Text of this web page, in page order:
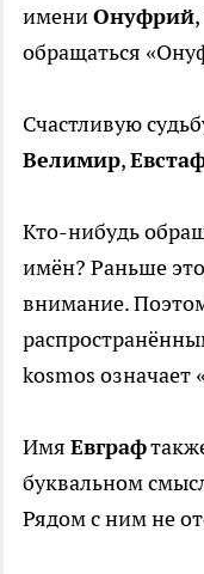
имениОнуфрий
обращаться
Счастливую
Велимир,
Кто-нибудь
имён? Раньше
внимание.
kosmos
Имя Евграф
буквальном
Рядом с ним не